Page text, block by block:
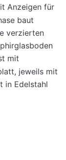
Anzeigen für
baut
verzierten
mit
jeweils mit
in Edelstahl